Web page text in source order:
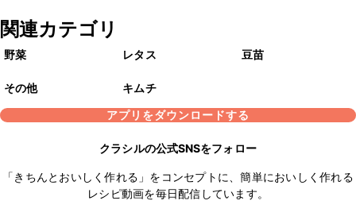
関連カテゴリ
野菜 レタス 豆苗
その他
キムチ
アプリをダウンロードする
クラシルの公式SNSをフォロー
「きちんとおいしく作れる」をコンセプトに、簡単においしく作れる
レシピ動画を毎日配信しています。